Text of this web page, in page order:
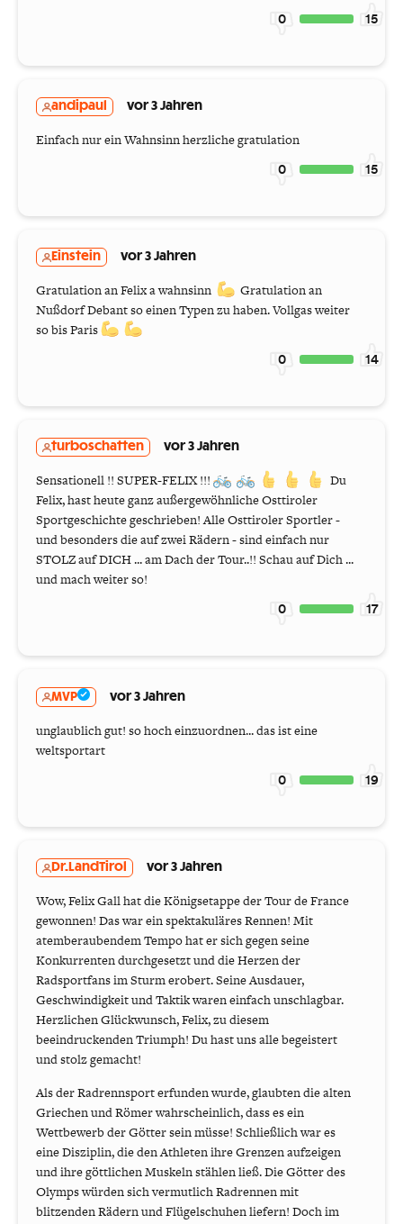
0 15
andipaul vor 3 Jahren
Einfach nur ein Wahnsinn herzliche gratulation
0 15
Einstein vor 3 Jahren
Gratulation an Felix a wahnsinn
Gratulation an
Nußdorf Debant so einen Typen zu haben. Vollgas weiter
so bis Paris
0 14
turboschatten vor 3 Jahren
Sensationell !! SUPER-FELIX !!!
Du
Felix, hast heute ganz außergewöhnliche Osttiroler
Sportgeschichte geschrieben! Alle Osttiroler Sportler -
und besonders die auf zwei Rädern - sind einfach nur
STOLZ auf DICH ... am Dach der Tour..!! Schau auf Dich ...
und mach weiter so!
0 17
MVP vor 3 Jahren
unglaublich gut! so hoch einzuordnen... das ist eine
weltsportart
0 19
Dr.LandTirol vor 3 Jahren
Wow, Felix Gall hat die Königsetappe der Tour de France
gewonnen! Das war ein spektakuläres Rennen! Mit
atemberaubendem Tempo hat er sich gegen seine
Konkurrenten durchgesetzt und die Herzen der
Radsportfans im Sturm erobert. Seine Ausdauer,
Geschwindigkeit und Taktik waren einfach unschlagbar.
Herzlichen Glückwunsch, Felix, zu diesem
beeindruckenden Triumph! Du hast uns alle begeistert
und stolz gemacht!
Als der Radrennsport erfunden wurde, glaubten die alten
Griechen und Römer wahrscheinlich, dass es ein
Wettbewerb der Götter sein müsse! Schließlich war es
eine Disziplin, die den Athleten ihre Grenzen aufzeigen
und ihre göttlichen Muskeln stählen ließ. Die Götter des
Olymps würden sich vermutlich Radrennen mit
blitzenden Rädern und Flügelschuhen liefern! Doch im